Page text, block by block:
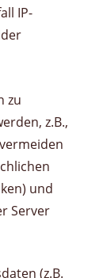
IP-
zu
z.B.,
und
Server
(z.B.